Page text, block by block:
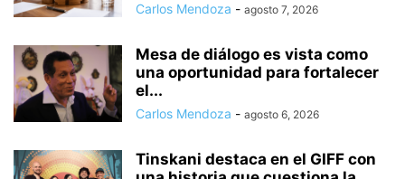
Carlos Mendoza - agosto 7, 2026
Mesa de diálogo es vista como
una oportunidad para fortalecer
el...
Carlos Mendoza - agosto 6, 2026
Tinskani destaca en el GIFF con